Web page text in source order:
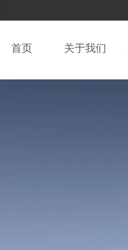
首页 关于我们